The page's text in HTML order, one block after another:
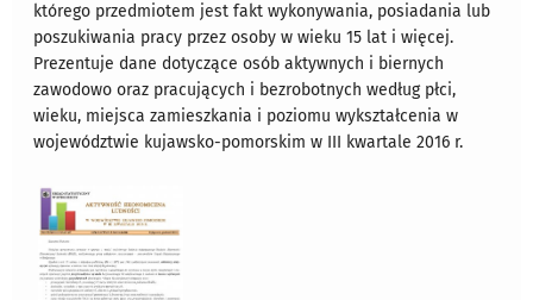
którego przedmiotem jest fakt wykonywania, posiadania lub
poszukiwania pracy przez osoby w wieku 15 lat i więcej.
Prezentuje dane dotyczące osób aktywnych i biernych
zawodowo oraz pracujących i bezrobotnych według płci,
wieku, miejsca zamieszkania i poziomu wykształcenia w
województwie kujawsko-pomorskim w III kwartale 2016 r.